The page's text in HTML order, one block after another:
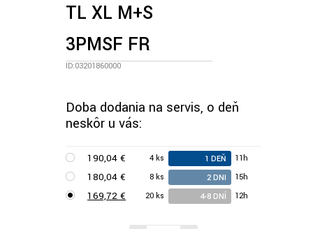
TL XL M+S
3PMSF FR
ID:03201860000
Doba dodania na servis, o deň
neskôr u vás:
190,04 € 4 ks 1 DEŇ 11h
180,04 € 8 ks 2 DNI 15h
169,72 € 20 ks 4-8 DNÍ 12h